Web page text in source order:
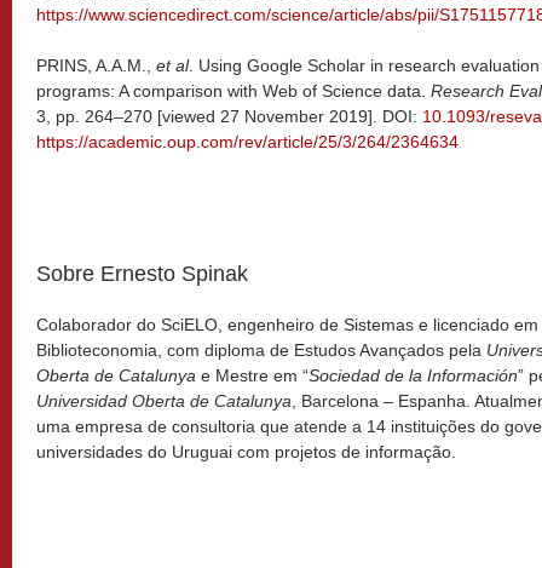
https://www.sciencedirect.com/science/article/abs/pii/
PRINS, A.A.M., et al. Using Google Scholar in research
programs: A comparison with Web of Science data. Research
3, pp. 264–270 [viewed 27 November 2019]. DOI: 10.1093/
https://academic.oup.com/rev/article/25/3/264/2364634
Sobre Ernesto Spinak
Colaborador do SciELO, engenheiro de Sistemas e licenciado em
Biblioteconomia, com diploma de Estudos Avançados pela
Oberta de Catalunya e Mestre em “Sociedad de la Información”
Universidad Oberta de Catalunya , Barcelona – Espanha.
uma empresa de consultoria que atende a 14 instituições do
universidades do Uruguai com projetos de informação.